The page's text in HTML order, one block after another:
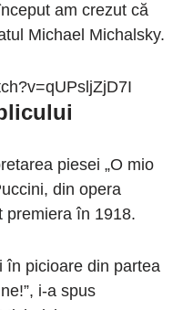
am crezut că
Michael Michalsky.
piesei „O mio
din opera
premiera în 1918.
în picioare din partea
i-a spus